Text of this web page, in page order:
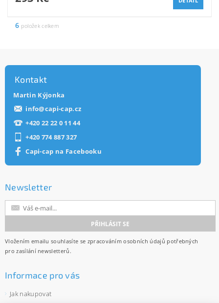
6 položek celkem
Kontakt
Martin Kýjonka
info@capi-cap.cz
+420 22 22 0 11 44
+420 774 887 327
Capi-cap na Facebooku
Newsletter
Vložením emailu souhlasíte se zpracováním osobních údajů potřebných
pro zasílání newsletterů.
Informace pro vás
Jak nakupovat